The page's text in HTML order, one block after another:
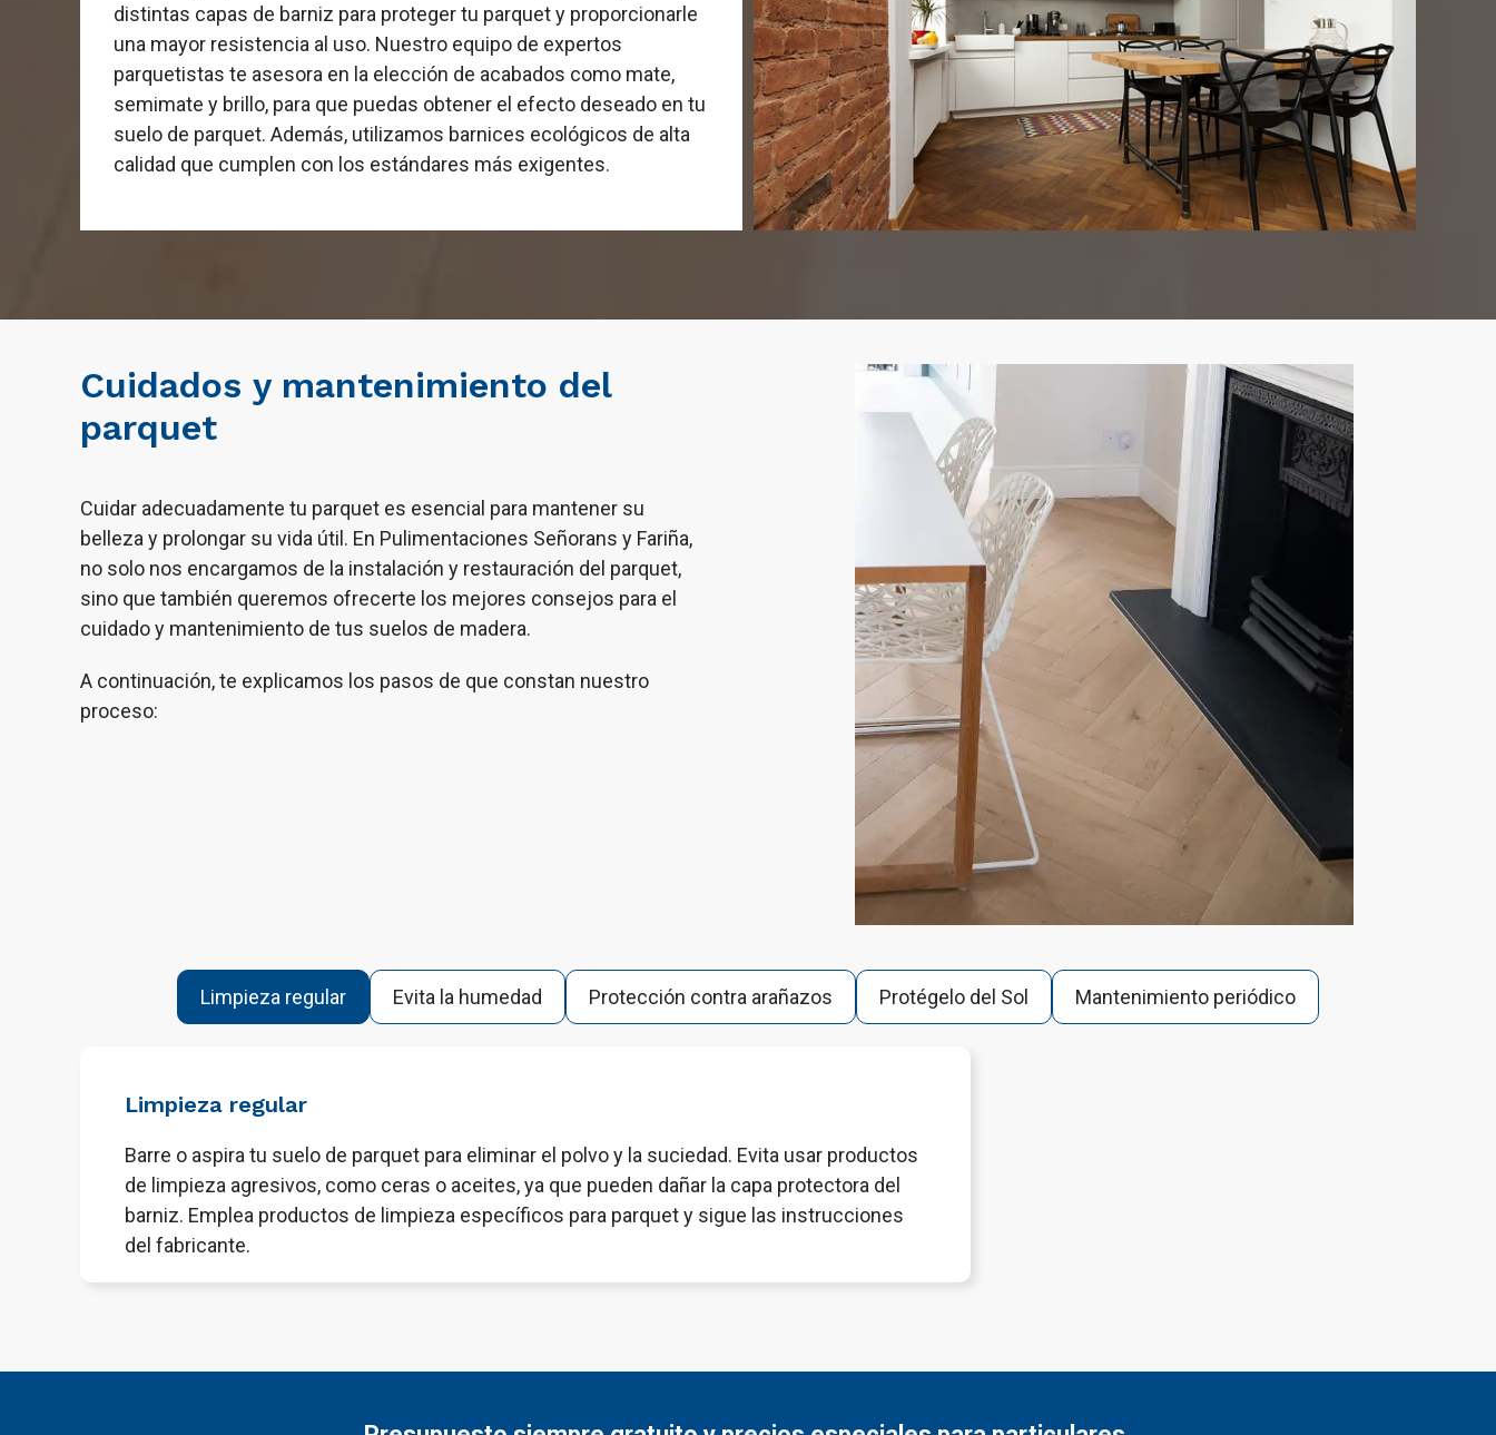
distintas capas de barniz para proteger tu parquet y proporcionarle
una mayor resistencia al uso. Nuestro equipo de expertos
parquetistas te asesora en la elección de acabados como mate,
semimate y brillo, para que puedas obtener el efecto deseado en tu
suelo de parquet. Además, utilizamos barnices ecológicos de alta
calidad que cumplen con los estándares más exigentes.
Cuidados y mantenimiento del
parquet
Cuidar adecuadamente tu parquet es esencial para mantener su
belleza y prolongar su vida útil. En Pulimentaciones Señorans y Fariña,
no solo nos encargamos de la instalación y restauración del parquet,
sino que también queremos ofrecerte los mejores consejos para el
cuidado y mantenimiento de tus suelos de madera.
A continuación, te explicamos los pasos de que constan nuestro
proceso:
Limpieza regular Evita la humedad Protección contra arañazos Protégelo del Sol Mantenimiento periódico
Limpieza regular
Barre o aspira tu suelo de parquet para eliminar el polvo y la suciedad. Evita usar productos
de limpieza agresivos, como ceras o aceites, ya que pueden dañar la capa protectora del
barniz. Emplea productos de limpieza específicos para parquet y sigue las instrucciones
del fabricante.